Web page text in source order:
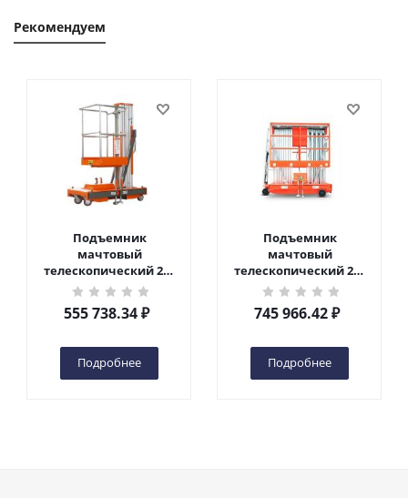
Рекомендуем
Подъемник
мачтовый
телескопический 200
кг 6 м TOR GTWY6-200S
DC 2-мачтовый
(автономный) (G) в
555 738.34₽
Подробнее
Подъемник
мачтовый
телескопический 200
кг 10 м TOR GTWY10-
200S DC 2-мачтовый
(автономный) (N) в
745 966.42₽
Подробнее